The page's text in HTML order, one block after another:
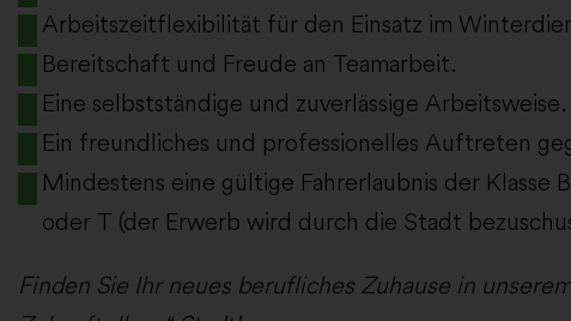
Arbeitszeitflexibilität für den Einsatz im
Bereitschaft und Freude an Teamarbeit.
Eine selbstständige und zuverlässige Arbeitsweise.
Ein freundliches und professionelles Auftreten
Mindestens eine gültige Fahrerlaubnis der Klasse
oder T (der Erwerb wird durch die Stadt
Finden Sie Ihr neues berufliches Zuhause in